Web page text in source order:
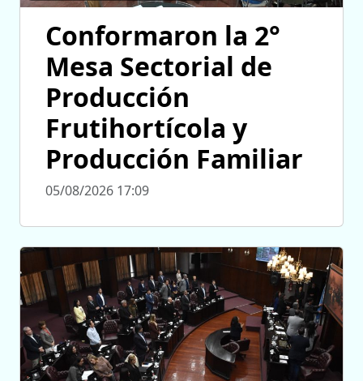
Conformaron la 2°
Mesa Sectorial de
Producción
Frutihortícola y
Producción Familiar
05/08/2026 17:09